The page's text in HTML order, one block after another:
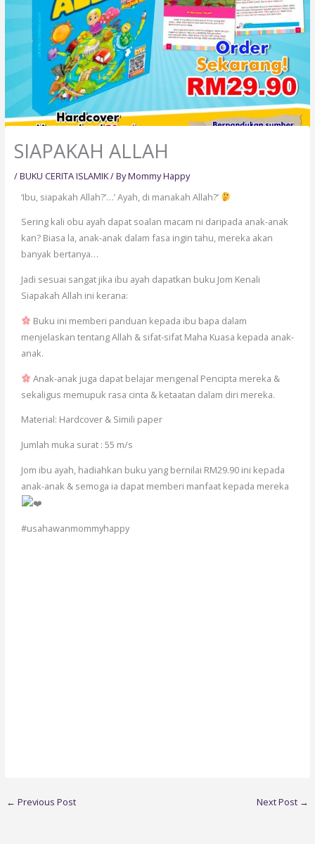
SIAPAKAH ALLAH
/BUKU CERITA ISLAMIK/ ByMommy Happy
‘Ibu, siapakah Allah?’…’ Ayah, di manakah Allah?’
Sering kali obu ayah dapat soalan macam ni daripada anak-anak
kan? Biasa la, anak-anak dalam fasa ingin tahu, mereka akan
banyak bertanya…
Jadi sesuai sangat jika ibu ayah dapatkan buku Jom Kenali
Siapakah Allah ini kerana:
Buku ini memberi panduan kepada ibu bapa dalam
menjelaskan tentang Allah & sifat-sifat Maha Kuasa kepada anak-
anak.
Anak-anak juga dapat belajar mengenal Pencipta mereka &
sekaligus memupuk rasa cinta & ketaatan dalam diri mereka.
Material: Hardcover & Simili paper
Jumlah muka surat : 55 m/s
Jom ibu ayah, hadiahkan buku yang bernilai RM29.90 ini kepada
anak-anak & semoga ia dapat memberi manfaat kepada mereka
#usahawanmommyhappy
← Previous Post Next Post →